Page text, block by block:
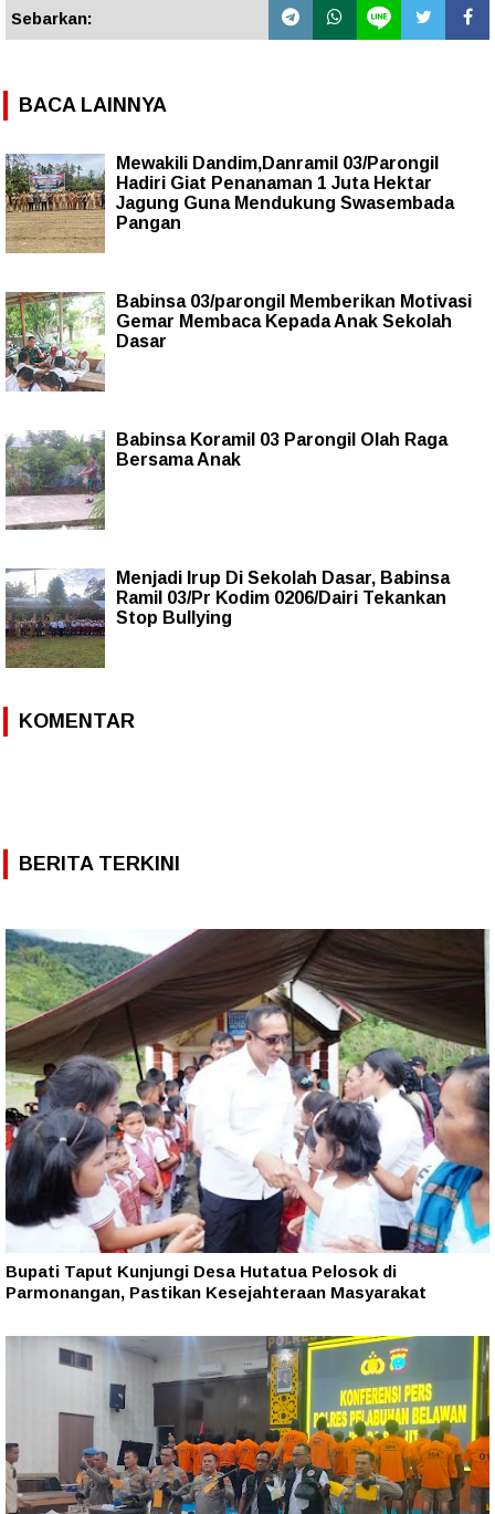
Sebarkan:
BACA LAINNYA
Mewakili Dandim,Danramil 03/Parongil
Hadiri Giat Penanaman 1 Juta Hektar
Jagung Guna Mendukung Swasembada
Pangan
Babinsa 03/parongil Memberikan Motivasi
Gemar Membaca Kepada Anak Sekolah
Dasar
Babinsa Koramil 03 Parongil Olah Raga
Bersama Anak
Menjadi Irup Di Sekolah Dasar, Babinsa
Ramil 03/Pr Kodim 0206/Dairi Tekankan
Stop Bullying
KOMENTAR
BERITA TERKINI
Bupati Taput Kunjungi Desa Hutatua Pelosok di
Parmonangan, Pastikan Kesejahteraan Masyarakat